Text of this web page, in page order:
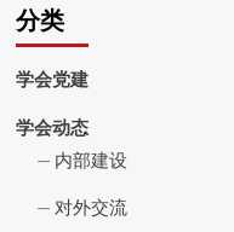
分类
学会党建
学会动态
内部建设
对外交流